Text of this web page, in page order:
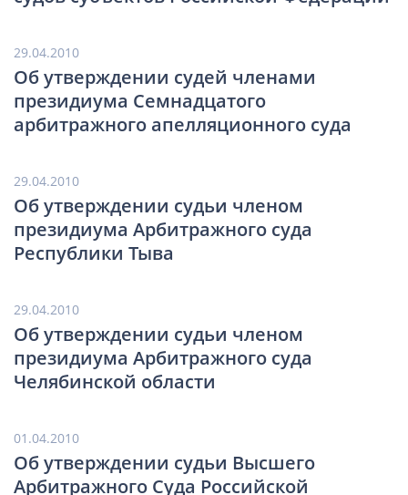
29.04.2010
Об утверждении судей членами
президиума Семнадцатого
арбитражного апелляционного суда
29.04.2010
Об утверждении судьи членом
президиума Арбитражного суда
Республики Тыва
29.04.2010
Об утверждении судьи членом
президиума Арбитражного суда
Челябинской области
01.04.2010
Об утверждении судьи Высшего
Арбитражного Суда Российской